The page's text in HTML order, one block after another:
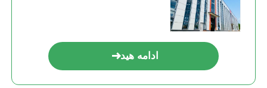
ساختار فولاد صنعتی
ساختمان عمومی فولاد
ادامه هید